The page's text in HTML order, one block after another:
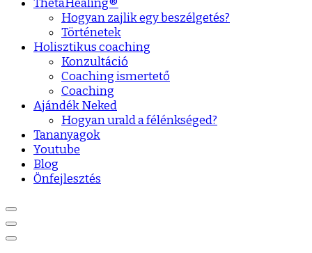
ThetaHealing®
Hogyan zajlik egy beszélgetés?
Történetek
Holisztikus coaching
Konzultáció
Coaching ismertető
Coaching
Ajándék Neked
Hogyan urald a félénkséged?
Tananyagok
Youtube
Blog
Önfejlesztés